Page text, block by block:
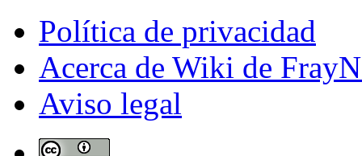
Política de privacidad
Acerca de Wiki de
Aviso legal